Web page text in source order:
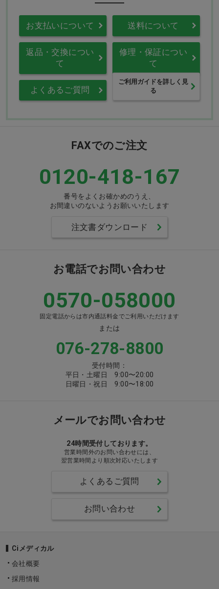
お支払いについて 送料について
返品・交換につい
て
修理・保証につい
て
よくあるご質問
ご利用ガイドを詳しく見
る
FAXでのご注文
0120-418-167
番号をよくお確かめのうえ、
お間違いのないようお願いいたします
注文書ダウンロード
お電話でお問い合わせ
0570-058000
固定電話からは市内通話料金でご利用いただけます
または
076-278-8800
受付時間：
平日・土曜日 9:00〜20:00
日曜日・祝日 9:00〜18:00
メールでお問い合わせ
24時間受付しております。
営業時間外のお問い合わせには、
翌営業時間より順次対応いたします
よくあるご質問
お問い合わせ
Ciメディカル
会社概要
採用情報